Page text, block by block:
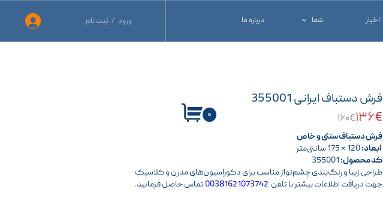
ورود / ثبت نام
حساب کاربری من
اخبار شما
آنچه که شما نیاز دارید
درباره ما
فرش دستباف ایرانی 355001
۱۶۰€۱۳۶€
فرش دستباف سنتی و خاص
ابعاد:120 × 175 سانتی‌متر
کد محصول:
طراحی زیبا و رنگ‌بندی چشم‌نواز مناسب برای دکوراسیون‌های مدرن و کلاسیک
جهت دریافت اطلاعات بیشتر با تلفن 00381621073742تماس حاصل فرمایید.
۰